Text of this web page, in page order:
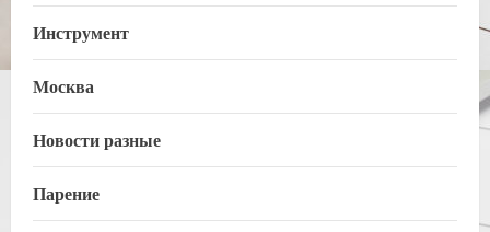
Инструмент
Москва
Новости разные
Парение